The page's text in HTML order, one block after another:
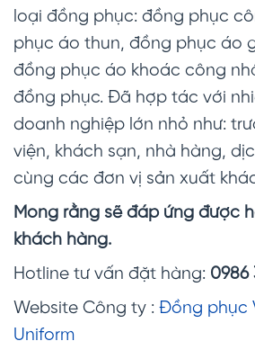
loại đồng phục: đồng phục
phục áo thun, đồng phục áo
đồng phục áo khoác công
đồng phục. Đã hợp tác với
doanh nghiệp lớn nhỏ như:
viện, khách sạn, nhà hàng,
cùng các đơn vị sản xuất
Mong rằng sẽ đáp ứng được
khách hàng.
Hotline tư vấn đặt hàng: 0986
Website Công ty : Đồng phục
Uniform